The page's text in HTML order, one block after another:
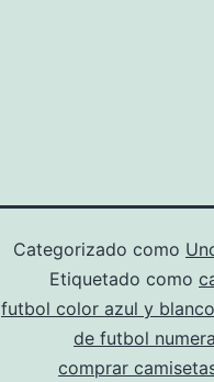
Categorizado como
Etiquetado como
futbol color azul y blanco
de futbol
comprar